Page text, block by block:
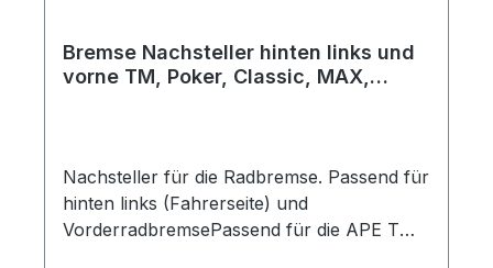
Bremse Nachsteller hinten links und
vorne TM, Poker, Classic, MAX,
Nachsteller für die Radbremse. Passend für
hinten links (Fahrerseite) und
VorderradbremsePassend für die APE TM